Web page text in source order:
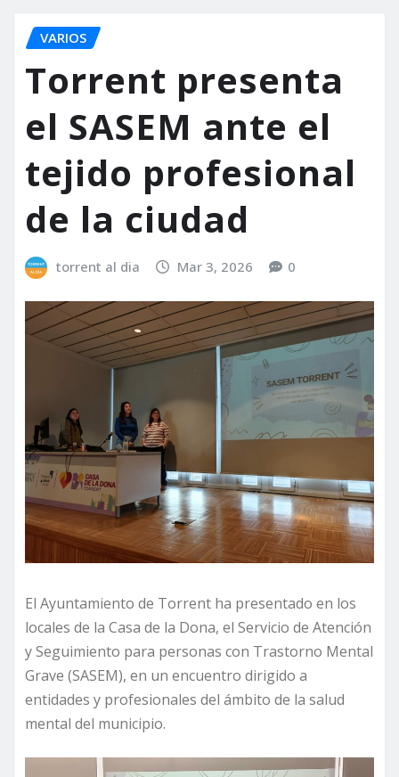
VARIOS
Torrent presenta
el SASEM ante el
tejido profesional
de la ciudad
torrent al dia Mar 3, 2026 0
El Ayuntamiento de Torrent ha presentado en los
locales de la Casa de la Dona, el Servicio de Atención
y Seguimiento para personas con Trastorno Mental
Grave (SASEM), en un encuentro dirigido a
entidades y profesionales del ámbito de la salud
mental del municipio.